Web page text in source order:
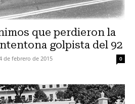
que perdieron la
golpista del 92
de febrero de 2015 0